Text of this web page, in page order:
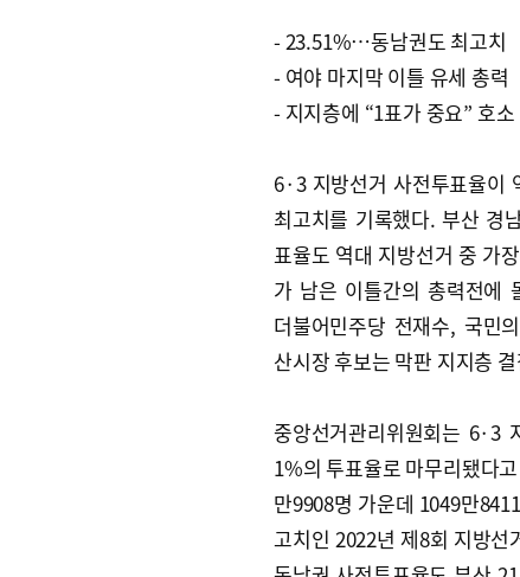
- 23.51%…동남권도 최고치
- 여야 마지막 이틀 유세 총력
- 지지층에 “1표가 중요” 호소
6·3 지방선거 사전투표율이
최고치를 기록했다. 부산 경
표율도 역대 지방선거 중 가
가 남은 이틀간의 총력전에
더불어민주당 전재수, 국민
산시장 후보는 막판 지지층
중앙선거관리위원회는 6·3
1%의 투표율로 마무리됐다
만9908명 가운데 1049만
고치인 2022년 제8회 지방